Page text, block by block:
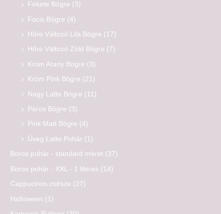
Fekete Bögre (3)
Focis Bögre (4)
Hőre Változó Lila Bögre (17)
Hőre Változó Zöld Bögre (7)
Króm Arany Bögre (3)
Króm Pink Bögre (21)
Nagy Latte Bögre (11)
Páros Bögre (3)
Pink Matt Bögre (4)
Üveg Latte Pohár (1)
Boros pohár - standard méret (37)
Boros pohár - XXL - 1 literes (14)
Cappucinos csésze (27)
Halloween (1)